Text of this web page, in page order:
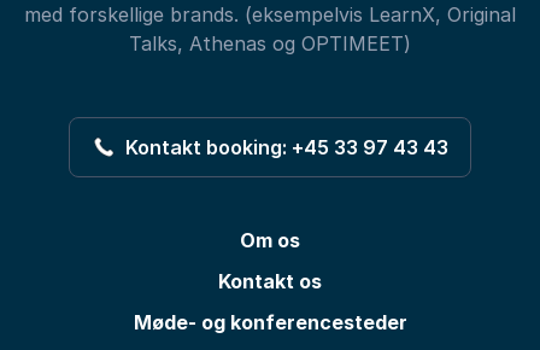
med forskellige brands. (eksempelvis LearnX, Original
Talks, Athenas og OPTIMEET)
Kontakt booking: +45 33 97 43 43
Om os
Kontakt os
Møde- og konferencesteder